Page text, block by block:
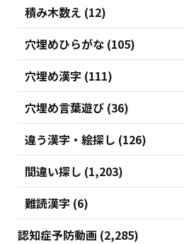
積み木数え (12)
穴埋めひらがな (105)
穴埋め漢字 (111)
穴埋め言葉遊び (36)
違う漢字・絵探し (126)
間違い探し (1,203)
難読漢字 (6)
認知症予防動画 (2,285)